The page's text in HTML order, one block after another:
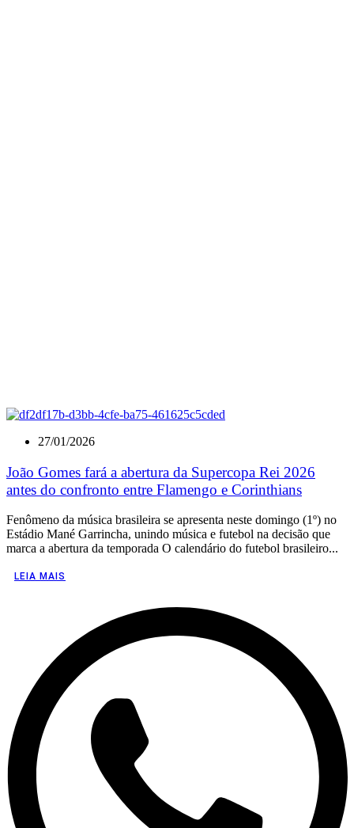
27/01/2026
João Gomes fará a abertura da Supercopa Rei 2026
antes do confronto entre Flamengo e Corinthians
Fenômeno da música brasileira se apresenta neste domingo (1º) no
Estádio Mané Garrincha, unindo música e futebol na decisão que
marca a abertura da temporada O calendário do futebol brasileiro...
LEIA MAIS